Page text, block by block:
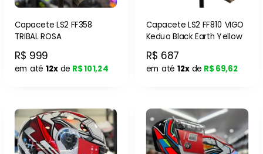
Capacete LS2 FF358
TRIBAL ROSA
R$ 999
em até 12xde R$ 101,24
Capacete LS2 FF810 VIGO
Keduo Black Earth Yellow
R$ 687
em até 12xde R$ 69,62